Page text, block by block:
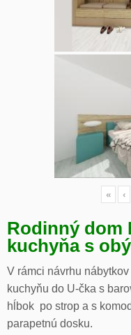
« ‹
Rodinný dom
kuchyňa s
V rámci návrhu
kuchyňu do U-čka s
hĺbok po strop a s
parapetnú dosku.